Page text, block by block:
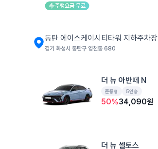
주행요금 무료
동탄 에이스케이시티타워 지하주차장
경기 화성시 동탄구 영천동 680
더 뉴 아반떼 N
준중형 5인승
50%34,090원
더 뉴 셀토스